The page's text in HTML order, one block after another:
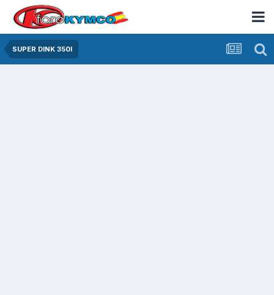
SUPER DINK 350I